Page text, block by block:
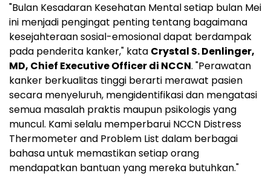
"Bulan Kesadaran Kesehatan Mental setiap bulan Mei
ini menjadi pengingat penting tentang bagaimana
kesejahteraan sosial-emosional dapat berdampak
pada penderita kanker," kata Crystal S. Denlinger,
MD, Chief Executive Officer di NCCN. "Perawatan
kanker berkualitas tinggi berarti merawat pasien
secara menyeluruh, mengidentifikasi dan mengatasi
semua masalah praktis maupun psikologis yang
muncul. Kami selalu memperbarui NCCN Distress
Thermometer and Problem List dalam berbagai
bahasa untuk memastikan setiap orang
mendapatkan bantuan yang mereka butuhkan."